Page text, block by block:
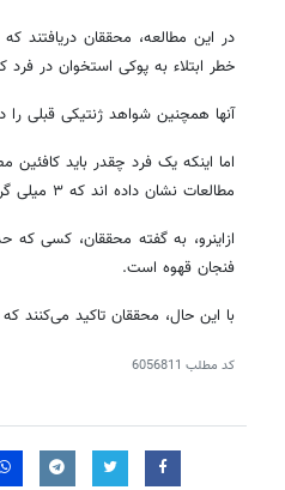
در این مطالعه، محققان
خطر ابتلاء به پوکی استخوان در
آنها همچنین شواهد ژنتیکی قبلی را
اما اینکه یک فرد چقدر باید
مطالعات نشان داده اند که ۳ میلی گرم کافئین به ازای هر کیلوگرم وزن بدن کافی است.
ازاینرو
فنجان قهوه است.
با این حال، محققان تاکید می‌کنند
کد مطلب 6056811